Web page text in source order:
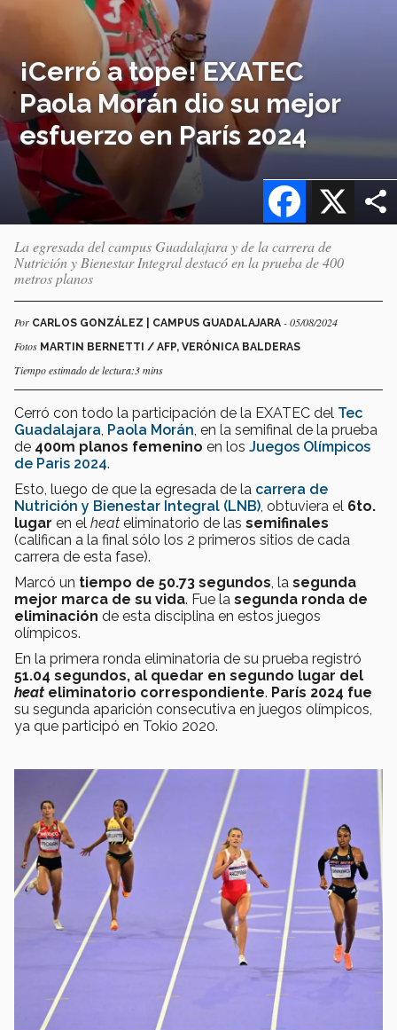
¡Cerró a tope! EXATEC
Paola Morán dio su mejor
esfuerzo en París 2024
X
Facebook
La egresada del campus Guadalajara y de la carrera de
Nutrición y Bienestar Integral destacó en la prueba de 400
metros planos
Por CARLOS GONZÁLEZ | CAMPUS GUADALAJARA - 05/08/2024
Fotos MARTIN BERNETTI / AFP, VERÓNICA BALDERAS
Tiempo estimado de lectura:3 mins
Cerró con todo la participación de la EXATEC del Tec
Guadalajara Paola Morán , en la semifinal de la prueba
de 400m planos femenino en los Juegos Olímpicos
de Paris 2024.
Esto, luego de que la egresada de la carrera de
Nutrición y Bienestar Integral (LNB) , obtuviera el 6to.
lugar en el heat eliminatorio de las semifinales
(califican a la final sólo los 2 primeros sitios de cada
carrera de esta fase).
Marcó un tiempo de 50.73 segundos , la segunda
mejor marca de su vida. Fue la segunda ronda de
eliminación de esta disciplina en estos juegos
olímpicos.
En la primera ronda eliminatoria de su prueba registró
51.04 segundos, al quedar en segundo lugar del
heat eliminatorio correspondiente. París 2024 fue
su segunda aparición consecutiva en juegos olímpicos,
ya que participó en Tokio 2020.